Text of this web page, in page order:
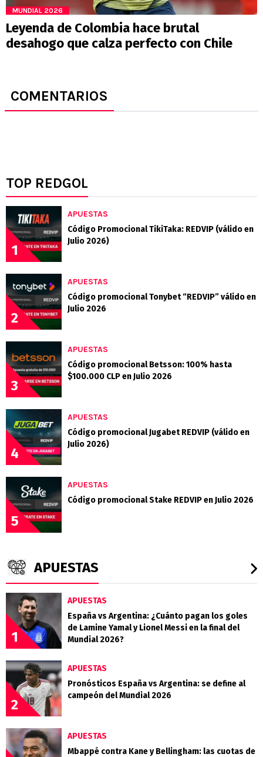
MUNDIAL 2026
Leyenda de Colombia hace brutal
desahogo que calza perfecto con Chile
COMENTARIOS
TOP REDGOL
1
APUESTAS
Código Promocional TikiTaka: REDVIP (válido en
Julio 2026)
2
APUESTAS
Código promocional Tonybet “REDVIP” válido en
Julio 2026
3
APUESTAS
Código promocional Betsson: 100% hasta
$100.000 CLP en Julio 2026
4
APUESTAS
Código promocional Jugabet REDVIP (válido en
Julio 2026)
5
APUESTAS
Código promocional Stake REDVIP en Julio 2026
APUESTAS
1
APUESTAS
España vs Argentina: ¿Cuánto pagan los goles
de Lamine Yamal y Lionel Messi en la final del
Mundial 2026?
2
APUESTAS
Pronósticos España vs Argentina: se define al
campeón del Mundial 2026
APUESTAS
Mbappé contra Kane y Bellingham: las cuotas de